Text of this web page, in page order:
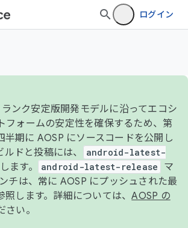
ログイン
ンク安定版開発モデルに沿ってエコシ
フォームの安定性を確保するため、第
半期に AOSP にソースコードを公開し
ドと投稿には、
android-latest-
ます。 android-latest-release
マ
チは、常に AOSP にプッシュされた最
照します。詳細については、AOSP の
さい。